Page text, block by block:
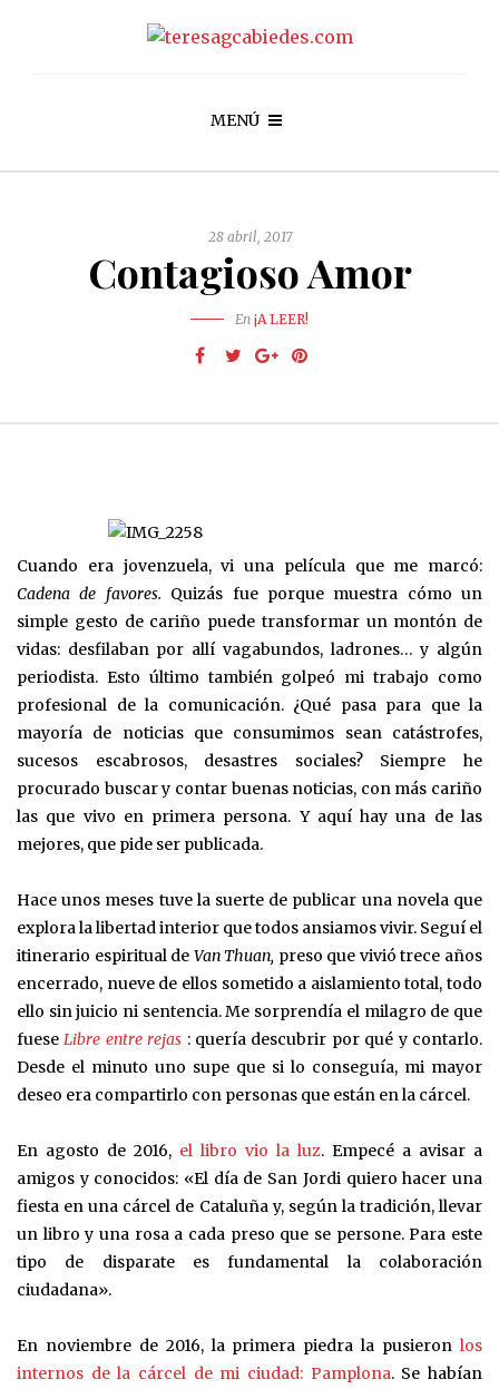
MENÚ
28 abril, 2017
Contagioso Amor
En ¡A LEER!
Cuando era jovenzuela, vi una película que me marcó:
Cadena de favores. Quizás fue porque muestra cómo un
simple gesto de cariño puede transformar un montón de
vidas: desfilaban por allí vagabundos, ladrones… y algún
periodista. Esto último también golpeó mi trabajo como
profesional de la comunicación. ¿Qué pasa para que la
mayoría de noticias que consumimos sean catástrofes,
sucesos escabrosos, desastres sociales? Siempre he
procurado buscar y contar buenas noticias, con más cariño
las que vivo en primera persona. Y aquí hay una de las
mejores, que pide ser publicada.
Hace unos meses tuve la suerte de publicar una novela que
explora la libertad interior que todos ansiamos vivir. Seguí el
itinerario espiritual de Van Thuan, preso que vivió trece años
encerrado, nueve de ellos sometido a aislamiento total, todo
ello sin juicio ni sentencia. Me sorprendía el milagro de que
fueseLibre entre rejas : quería descubrir por qué y contarlo.
Desde el minuto uno supe que si lo conseguía, mi mayor
deseo era compartirlo con personas que están en la cárcel.
En agosto de 2016, el libro vio la luz. Empecé a avisar a
amigos y conocidos: «El día de San Jordi quiero hacer una
fiesta en una cárcel de Cataluña y, según la tradición, llevar
un libro y una rosa a cada preso que se persone. Para este
tipo de disparate es fundamental la colaboración
ciudadana».
En noviembre de 2016, la primera piedra la pusieron los
internos de la cárcel de mi ciudad: Pamplona. Se habían